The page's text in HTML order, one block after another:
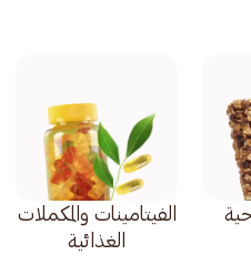
الفيتامينات والمكملات
الغذائية